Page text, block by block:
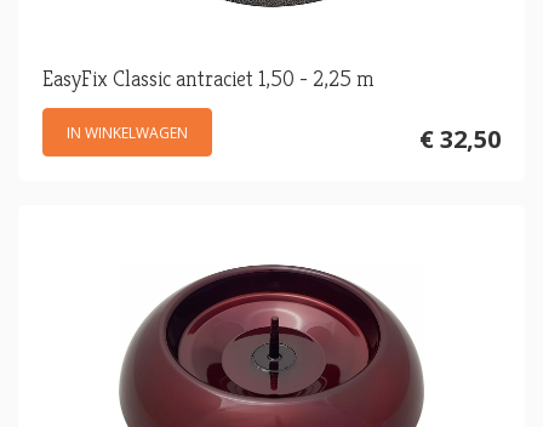
EasyFix Classic antraciet 1,50 - 2,25 m
€ 32,50
IN WINKELWAGEN